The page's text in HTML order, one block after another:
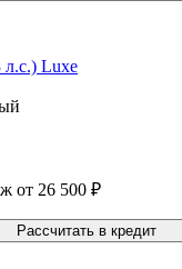
Luxe
от 26 500 ₽
Рассчитать в кредит